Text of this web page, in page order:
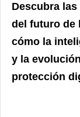
Descubra
del futuro de
cómo la
y la
protección